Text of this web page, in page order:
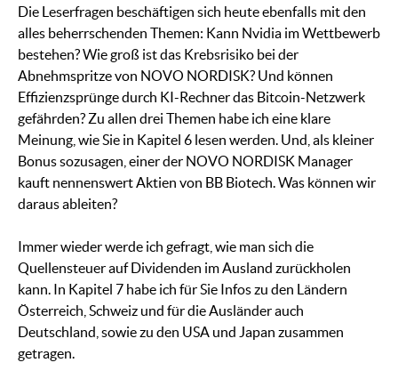
Die Leserfragen beschäftigen sich heute ebenfalls mit den
alles beherrschenden Themen: Kann Nvidia im Wettbewerb
bestehen? Wie groß ist das Krebsrisiko bei der
Abnehmspritze von NOVO NORDISK? Und können
Effizienzsprünge durch KI-Rechner das Bitcoin-Netzwerk
gefährden? Zu allen drei Themen habe ich eine klare
Meinung, wie Sie in Kapitel 6 lesen werden. Und, als kleiner
Bonus sozusagen, einer der NOVO NORDISK Manager
kauft nennenswert Aktien von BB Biotech. Was können wir
daraus ableiten?
Immer wieder werde ich gefragt, wie man sich die
Quellensteuer auf Dividenden im Ausland zurückholen
kann. In Kapitel 7 habe ich für Sie Infos zu den Ländern
Österreich, Schweiz und für die Ausländer auch
Deutschland, sowie zu den USA und Japan zusammen
getragen.